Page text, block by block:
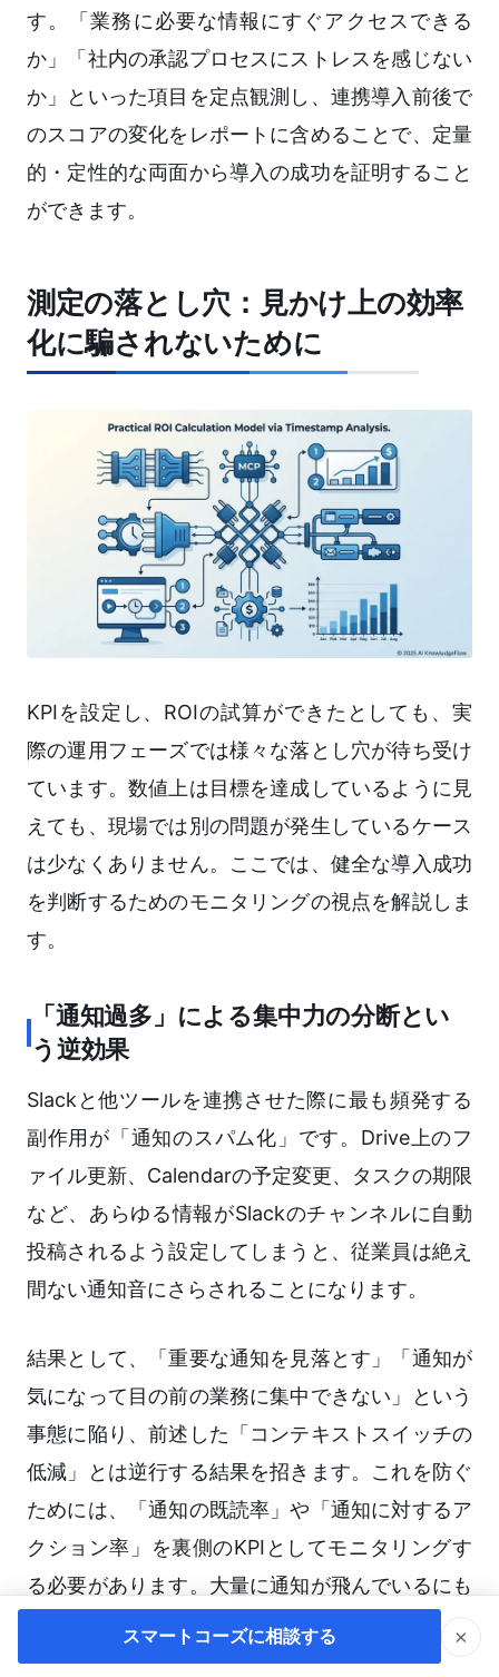
す。「業務に必要な情報にすぐアクセスできる
か」「社内の承認プロセスにストレスを感じない
か」といった項目を定点観測し、連携導入前後で
のスコアの変化をレポートに含めることで、定量
的・定性的な両面から導入の成功を証明すること
ができます。
測定の落とし穴：見かけ上の効率
化に騙されないために
KPIを設定し、ROIの試算ができたとしても、実
際の運用フェーズでは様々な落とし穴が待ち受け
ています。数値上は目標を達成しているように見
えても、現場では別の問題が発生しているケース
は少なくありません。ここでは、健全な導入成功
を判断するためのモニタリングの視点を解説しま
す。
「通知過多」による集中力の分断とい
う逆効果
Slackと他ツールを連携させた際に最も頻発する
副作用が「通知のスパム化」です。Drive上のフ
ァイル更新、Calendarの予定変更、タスクの期限
など、あらゆる情報がSlackのチャンネルに自動
投稿されるよう設定してしまうと、従業員は絶え
間ない通知音にさらされることになります。
結果として、「重要な通知を見落とす」「通知が
気になって目の前の業務に集中できない」という
事態に陥り、前述した「コンテキストスイッチの
低減」とは逆行する結果を招きます。これを防ぐ
ためには、「通知の既読率」や「通知に対するア
クション率」を裏側のKPIとしてモニタリングす
る必要があります。大量に通知が飛んでいるにも
かかわらず、誰も反応していないチャンネルがあ
れば、それは連携設定が最適化されていない証拠
スマートコーズに相談する ×